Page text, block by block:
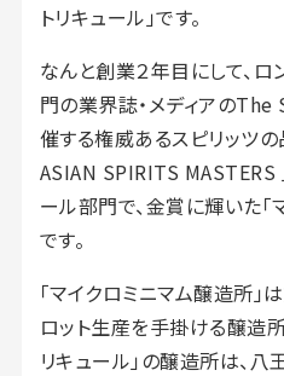
トリキュール」です。
なんと創業２年目にして、
門の業界誌・メディアの
催する権威あるスピリッツ
ASIAN SPIRITS MASTERS
ール部門で、金賞に輝いた「
です。
「マイクロミニマム醸造所
ロット生産を手掛ける醸造所
リキュール」の醸造所は、八